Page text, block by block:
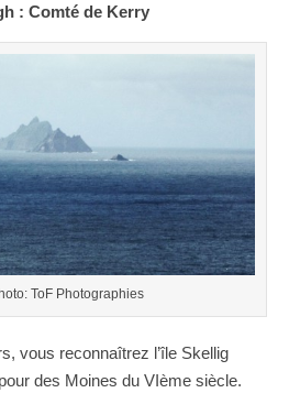
: Comté de Kerry
ToF Photographies
vous reconnaîtrez l’île Skellig
des Moines du VIème siècle.